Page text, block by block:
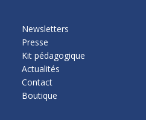
Newsletters
Presse
Kit pédagogique
Actualités
Contact
Boutique